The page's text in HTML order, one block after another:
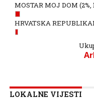
MOSTAR MOJ DOM
HRVATSKA
LOKALNE VIJESTI